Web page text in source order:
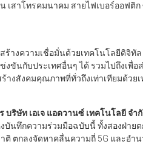
สาโทรคมนาคม สายไฟเบอร์ออฟติ
างความเชื่อมั่นด้วยเทคโนโลยีดิจิทั
ขันกับประเทศอื่นๆ ได้ รวมไปถึงเพื่
างสังคมคุณภาพที่ทั่วถึงเท่าเทียมด้วย
ริษัท เอเจ แอดวานซ์ เทคโนโลยี จำ
นทึกความร่วมมือฉบับนี้ ทั้งสองฝ่าย
ตกลงจัดหาคลื่นความถี่ 5G และอำ